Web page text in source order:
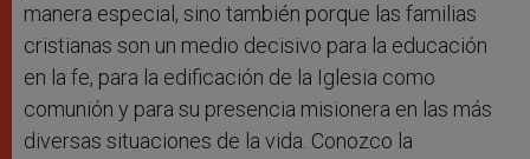
manera especial, sino también porque las familias
cristianas son un medio decisivo para la educación
en la fe, para la edificación de la Iglesia como
comunión y para su presencia misionera en las más
diversas situaciones de la vida. Conozco la